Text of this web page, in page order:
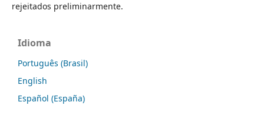
rejeitados preliminarmente.
Idioma
Português (Brasil)
English
Español (España)